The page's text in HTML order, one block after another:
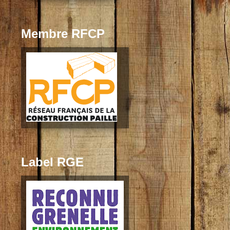
Membre RFCP
Label RGE